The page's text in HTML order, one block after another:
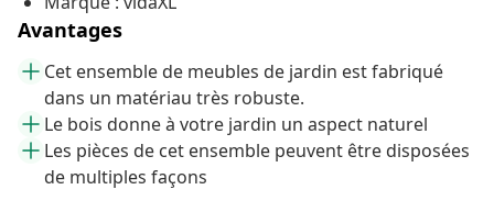
Avantages
Cet ensemble de meubles de jardin est fabriqué
dans un matériau très robuste.
Le bois donne à votre jardin un aspect naturel
Les pièces de cet ensemble peuvent être disposées
de multiples façons